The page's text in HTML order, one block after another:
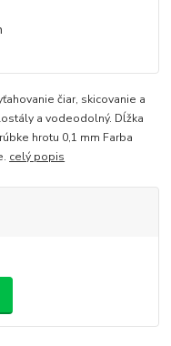
čiar, skicovanie a
a vodeodolný. Dĺžka
hrotu 0,1 mm Farba
celý popis